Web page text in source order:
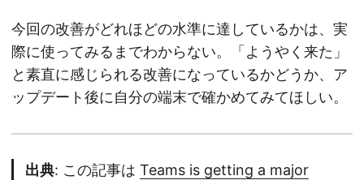
今回の改善がどれほどの水準に達しているかは、実
際に使ってみるまでわからない。「ようやく来た」
と素直に感じられる改善になっているかどうか、ア
ップデート後に自分の端末で確かめてみてほしい。
出典: この記事は Teams is getting a major